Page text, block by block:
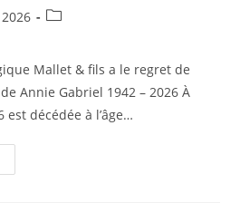
Post
Mallet & fils a le regret de
Annie Gabriel 1942 – 2026 À
est décédée à l’âge…